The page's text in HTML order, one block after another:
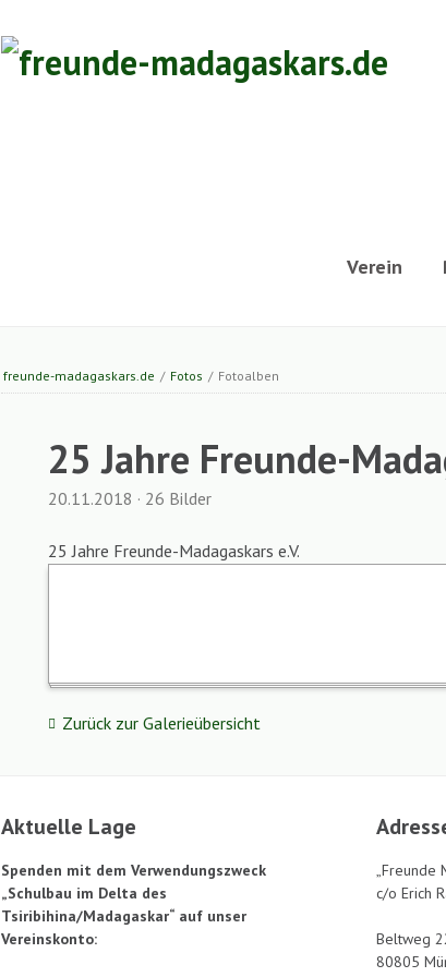
Navigation
Verein
freunde-madagaskars.de / Fotos / Fotoalben
25 Jahre Freunde-
20.11.2018 · 26 Bilder
25 Jahre Freunde-Madagaskars e.V.
Zurück zur Galerieübersicht
Aktuelle Lage
Spenden mit dem Verwendungszweck
„Schulbau im Delta des
Tsiribihina/Madagaskar“ auf unser
Vereinskonto:
„Freunde
c/o Erich
Beltweg
80805